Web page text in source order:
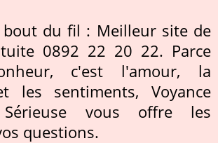
bout du fil : Meilleur site de
0892 22 20 22. Parce
c'est l'amour, la
les sentiments, Voyance
Sérieuse vous offre les
questions.